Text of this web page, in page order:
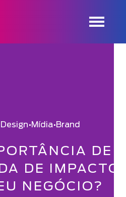
Design•Mídia•Brand
DE
DE IMPACTO
NEGÓCIO?